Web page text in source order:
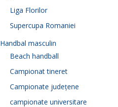
Liga Florilor
Supercupa Romaniei
Handbal masculin
Beach handball
Campionat tineret
Campionate județene
campionate universitare